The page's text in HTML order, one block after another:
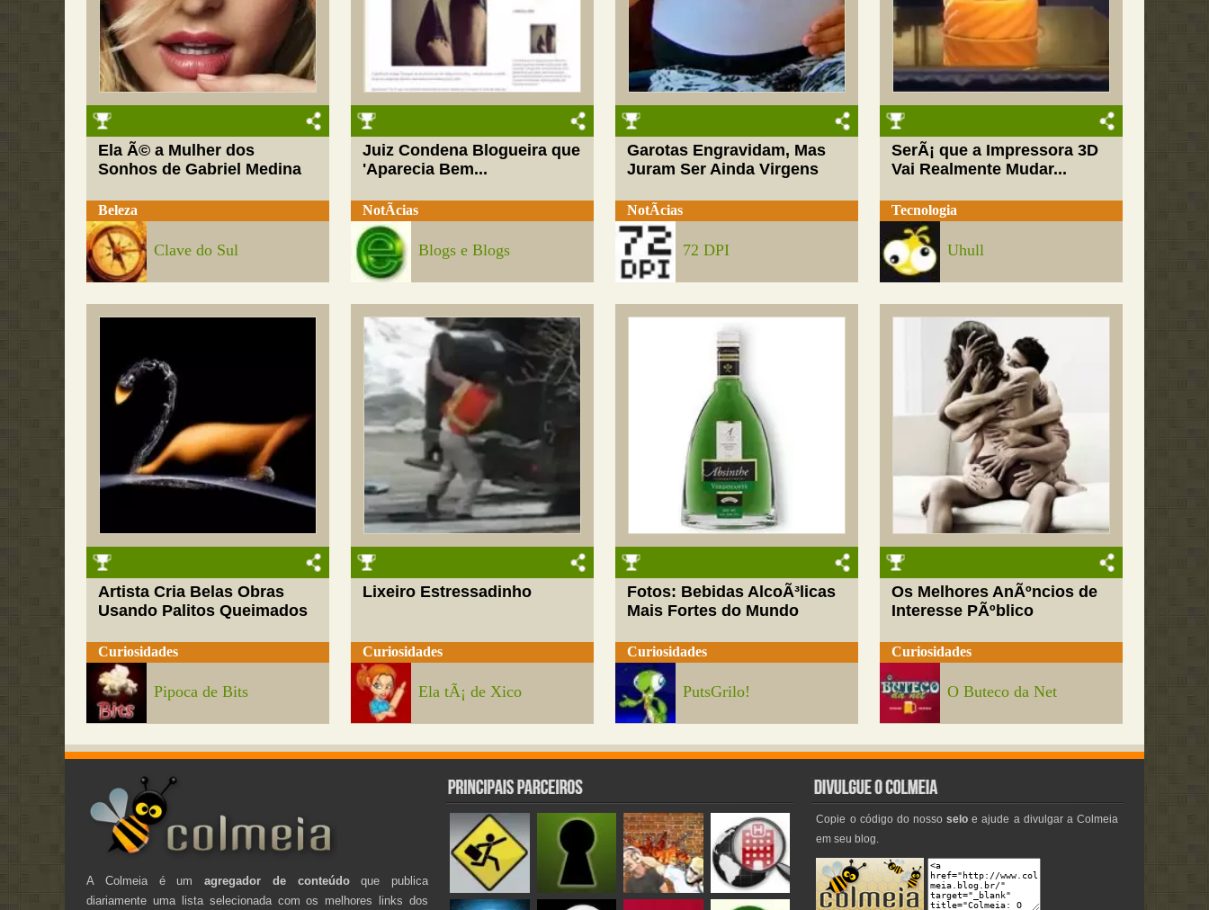
Ela Ã© a Mulher dos
Sonhos de Gabriel Medina
Beleza
Clave do Sul
Juiz Condena Blogueira que
'Aparecia Bem...
NotÃ­cias
Blogs e Blogs
Garotas Engravidam, Mas
Juram Ser Ainda Virgens
NotÃ­cias
72 DPI
SerÃ¡ que a Impressora 3D
Vai Realmente Mudar...
Tecnologia
Uhull
Artista Cria Belas Obras
Usando Palitos Queimados
Curiosidades
Pipoca de Bits
Lixeiro Estressadinho
Curiosidades
Ela tÃ¡ de Xico
Fotos: Bebidas AlcoÃ³licas
Mais Fortes do Mundo
Curiosidades
PutsGrilo!
Os Melhores AnÃºncios de
Interesse PÃºblico
Curiosidades
O Buteco da Net
A Colmeia é umagregador de conteúdoque publica
diariamente uma lista selecionada com os melhores links dos
Copie o código do nossoselo e ajude a divulgar a Colmeia
em seu blog.